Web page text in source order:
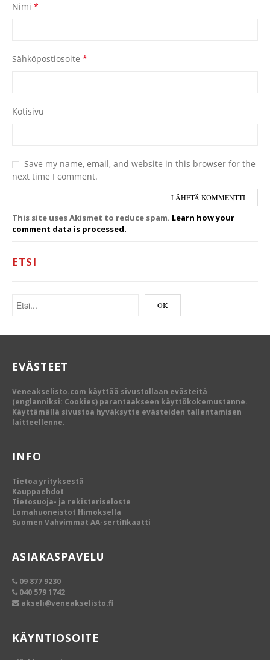
Nimi *
Sähköpostiosoite *
Kotisivu
Save my name, email, and website in this browser for the
next time I comment.
This site uses Akismet to reduce spam. Learn how your
comment data is processed.
ETSI
EVÄSTEET
Veneakselisto.com käyttää sivustollaan evästeitä
(englanniksi: Cookies) parantaakseen käyttökokemustanne.
Käyttämällä sivustoa hyväksytte evästeiden tallentamisen
laitteellenne.
INFO
Tietoa yrityksestä
Kauppaehdot
Tietosuoja- ja rekisteriseloste
Lomahuoneistot Himoksella
Suomen Vahvimmat AA-sertifikaatti
ASIAKASPAVELU
09 877 9230
040 579 1742
akseli@veneakselisto.fi
KÄYNTIOSOITE